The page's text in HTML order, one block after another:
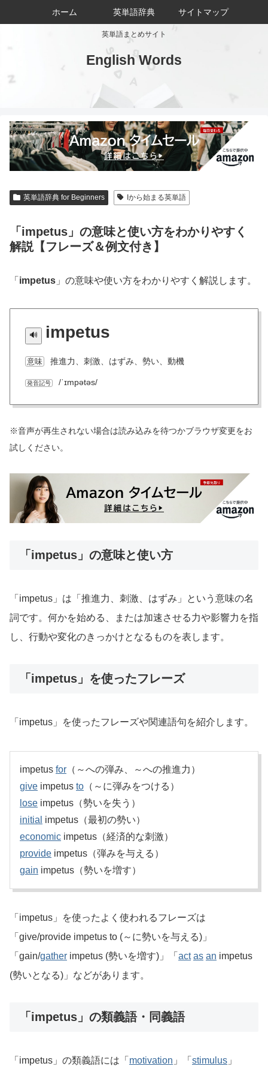
英単語まとめサイト
English Words
ホーム 英単語辞典 サイトマップ
英単語辞典 for Beginners Iから始まる英単語
「impetus」の意味と使い方をわかりやすく
解説【フレーズ＆例文付き】
「 impetus 」の意味や使い方をわかりやすく解説します。
impetus
意味 推進力、刺激、はずみ、勢い、動機
発音記号 /ˈɪmpətəs/
※音声が再生されない場合は読み込みを待つかブラウザ変更をお
試しください。
「impetus」の意味と使い方
「impetus」は「推進力、刺激、はずみ」という意味の名
詞です。何かを始める、または加速させる力や影響力を指
し、行動や変化のきっかけとなるものを表します。
「impetus」を使ったフレーズ
「impetus」を使ったフレーズや関連語句を紹介します。
impetus for （～への弾み、～への推進力）
give impetus to （～に弾みをつける）
lose impetus（勢いを失う）
initial impetus（最初の勢い）
economic impetus（経済的な刺激）
provide impetus（弾みを与える）
gain impetus（勢いを増す）
「impetus」を使ったよく使われるフレーズは
「give/provide impetus to (～に勢いを与える)」
「gain/gather impetus (勢いを増す)」「 act as an impetus
(勢いとなる)」などがあります。
「impetus」の類義語・同義語
「impetus」の類義語には「 motivation 」「 stimulus 」